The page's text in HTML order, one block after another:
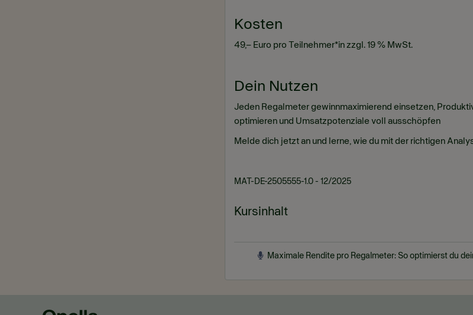
Kosten
49,– Euro pro Teilnehmer*in zzgl. 19 % MwSt.
Dein Nutzen
Jeden Regalmeter gewinnmaximierend einsetzen,
optimieren und Umsatzpotenziale voll ausschöpfen
Melde dich jetzt an und lerne, wie du mit der richtigen
MAT-DE-2505555-1.0 - 12/2025
Kursinhalt
Maximale Rendite pro Regalmeter: So optimierst du